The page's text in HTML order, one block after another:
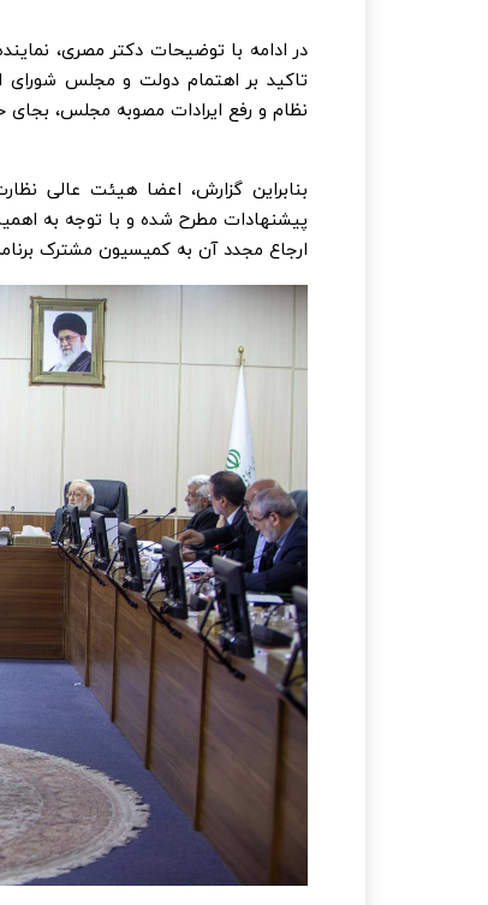
در ادامه با توضیحات دکتر مصری،
تاکید بر اهتمام دولت و مجلس
نظام و رفع ایرادات مصوبه مجلس، بجای
بنابراین گزارش، اعضا هیئت عالی
ارجاع مجدد آن به کمیسیون مشترک